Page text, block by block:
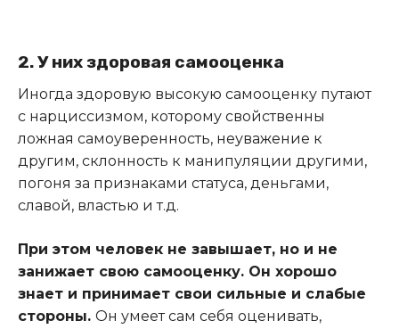
2. У них здоровая самооценка
Иногда здоровую высокую самооценку путают
с нарциссизмом, которому свойственны
ложная самоуверенность, неуважение к
другим, склонность к манипуляции другими,
погоня за признаками статуса, деньгами,
славой, властью и т.д.
При этом человек не завышает, но и не
занижает свою самооценку. Он хорошо
знает и принимает свои сильные и слабые
стороны. Он умеет сам себя оценивать,